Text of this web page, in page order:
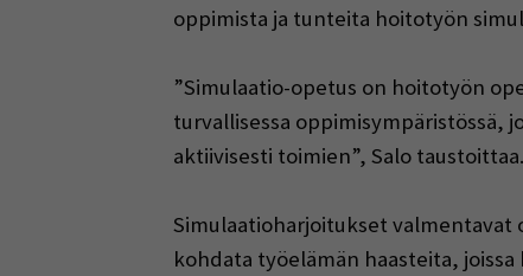
oppimista ja tunteita hoitotyön
”Simulaatio-opetus on hoitotyön
turvallisessa oppimisympäristössä,
aktiivisesti toimien”, Salo taustoittaa.
Simulaatioharjoitukset valmentavat
kohdata työelämän haasteita,